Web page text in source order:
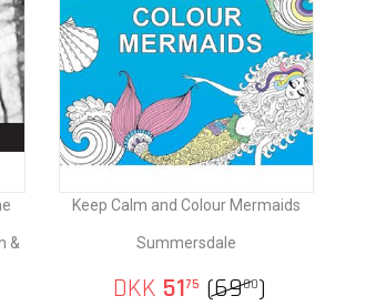
&
Keep Calm and Colour Mermaids
Summersdale
DKK 5175 (6900)